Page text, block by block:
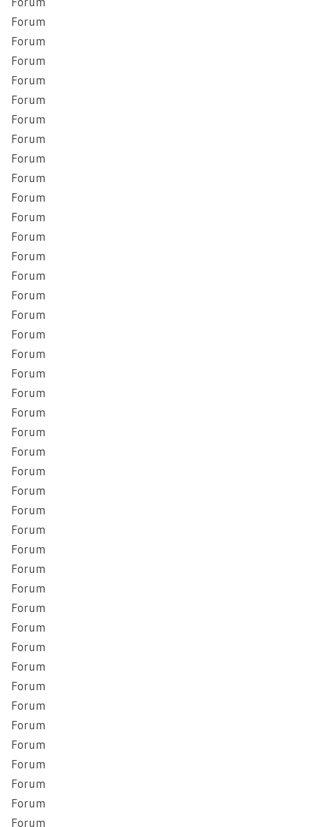
Forum
Forum
Forum
Forum
Forum
Forum
Forum
Forum
Forum
Forum
Forum
Forum
Forum
Forum
Forum
Forum
Forum
Forum
Forum
Forum
Forum
Forum
Forum
Forum
Forum
Forum
Forum
Forum
Forum
Forum
Forum
Forum
Forum
Forum
Forum
Forum
Forum
Forum
Forum
Forum
Forum
Forum